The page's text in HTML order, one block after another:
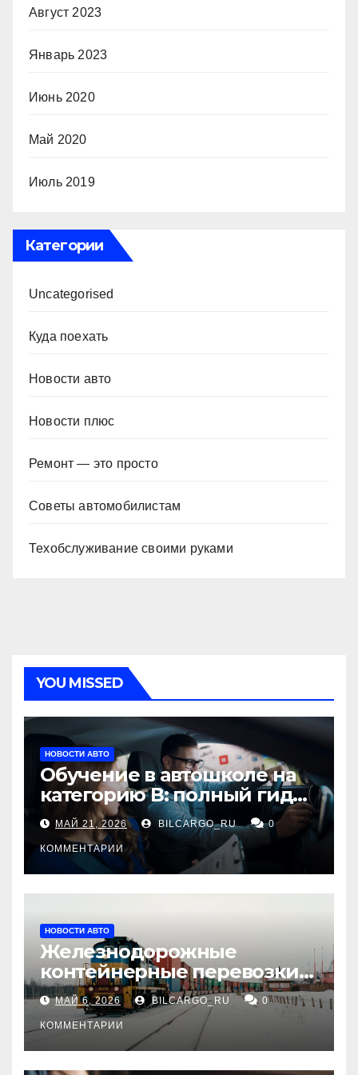
Август 2023
Январь 2023
Июнь 2020
Май 2020
Июль 2019
Категории
Uncategorised
Куда поехать
Новости авто
Новости плюс
Ремонт — это просто
Советы автомобилистам
Техобслуживание своими руками
YOU MISSED
НОВОСТИ АВТО
Обучение в автошколе на
категорию В: полный гид
для будущих водителей
МАЙ 21, 2026 BILCARGO_RU 0
КОММЕНТАРИИ
НОВОСТИ АВТО
Железнодорожные
контейнерные перевозки
из Китая в Россию:
маршруты, сроки и
требования
МАЙ 6, 2026 BILCARGO_RU 0
КОММЕНТАРИИ